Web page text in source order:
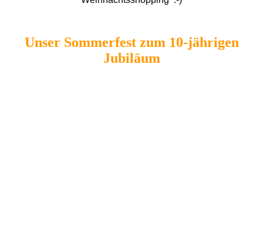
Unser Sommerfest zum 10-jährigen
Jubiläum